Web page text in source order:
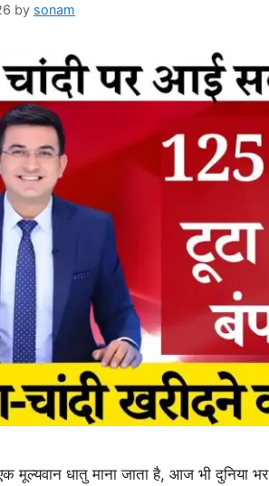
by sonam
मूल्यवान धातु माना जाता है, आज भी दुनिया